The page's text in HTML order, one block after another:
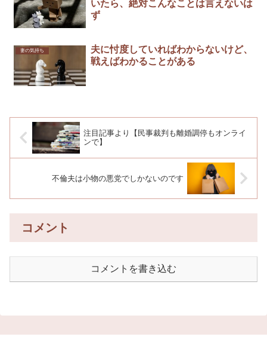
いたら、絶対こんなことは言えないは
ず
妻の気持ち
夫に忖度していればわからないけど、
戦えばわかることがある
注目記事より【民事裁判も離婚調停もオンライ
ンで】
不倫夫は小物の悪党でしかないのです￼
コメント
コメントを書き込む